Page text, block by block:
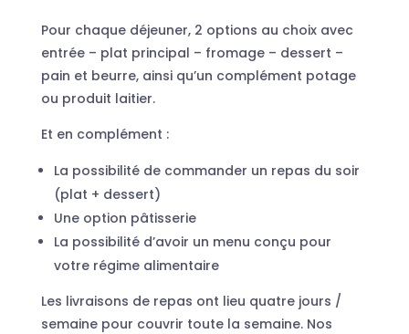
Pour chaque déjeuner, 2 options au choix avec
entrée – plat principal – fromage – dessert –
pain et beurre, ainsi qu’un complément potage
ou produit laitier.
Et en complément :
La possibilité de commander un repas du soir
(plat + dessert)
Une option pâtisserie
La possibilité d’avoir un menu conçu pour
votre régime alimentaire
Les livraisons de repas ont lieu quatre jours /
semaine pour couvrir toute la semaine. Nos